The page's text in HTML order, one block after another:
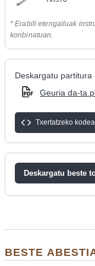
* Erabili etengailuak
konbinatuan.
Deskargatu partitura
Geuria da-
Txertatzeko kodea
Deskargatu beste
BESTE